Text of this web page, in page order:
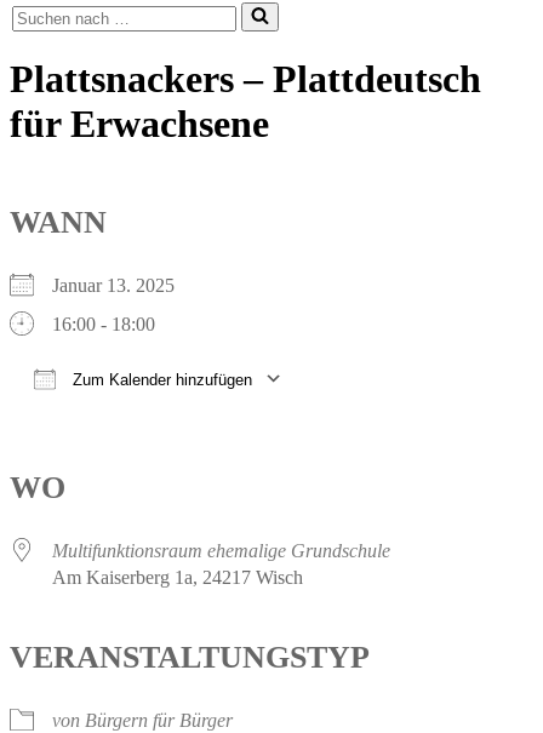
Suchen
nach …
Plattsnackers – Plattdeutsch
für Erwachsene
WANN
Januar 13. 2025
16:00 - 18:00
Zum Kalender hinzufügen
WO
Multifunktionsraum ehemalige Grundschule
Am Kaiserberg 1a, 24217 Wisch
VERANSTALTUNGSTYP
von Bürgern für Bürger